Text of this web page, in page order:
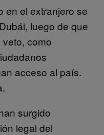
en el extranjero se
luego de que
como
acceso al país.
surgido
legal del